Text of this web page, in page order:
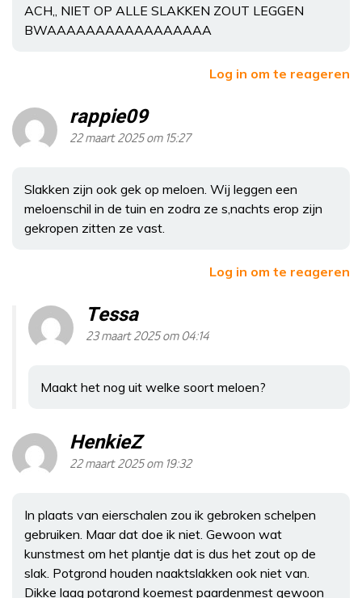
ACH,, NIET OP ALLE SLAKKEN ZOUT LEGGEN
BWAAAAAAAAAAAAAAAAA
Log in om te reageren
rappie09
22 maart 2025 om 15:27
Slakken zijn ook gek op meloen. Wij leggen een
meloenschil in de tuin en zodra ze s,nachts erop zijn
gekropen zitten ze vast.
Log in om te reageren
Tessa
23 maart 2025 om 04:14
Maakt het nog uit welke soort meloen?
HenkieZ
22 maart 2025 om 19:32
In plaats van eierschalen zou ik gebroken schelpen
gebruiken. Maar dat doe ik niet. Gewoon wat
kunstmest om het plantje dat is dus het zout op de
slak. Potgrond houden naaktslakken ook niet van.
Dikke laag potgrond koemest paardenmest gewoon